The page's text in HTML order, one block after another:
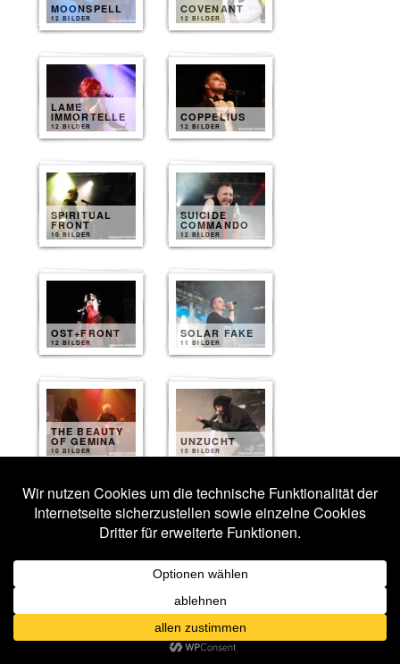
MOONSPELL
12 BILDER
COVENANT
12 BILDER
LAME
IMMORTELLE
12 BILDER
COPPELIUS
12 BILDER
SPIRITUAL
FRONT
10 BILDER
SUICIDE
COMMANDO
12 BILDER
OST+FRONT
12 BILDER
SOLAR FAKE
11 BILDER
THE BEAUTY
OF GEMINA
10 BILDER
UNZUCHT
10 BILDER
9 BILDER 8 BILDER